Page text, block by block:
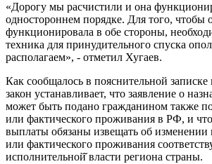
«Дорогу мы расчистили и она
одностороннем порядке. Для того, чтобы
функционировала в обе стороны,
техника для принудительного спуска
располагаем», - отметил Хугаев.
Как сообщалось в пояснительной записке
закон устанавливает, что заявление о
может быть подано гражданином также
или фактического проживания в РФ, и
выплаты обязаны извещать об изменении
или фактического проживания
исполнительной̆ власти региона страны.